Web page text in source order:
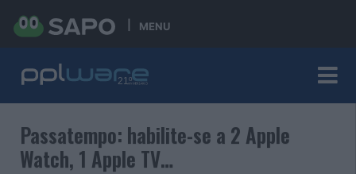
MENU
Passatempo: habilite-se a 2 Apple
Watch, 1 Apple TV…